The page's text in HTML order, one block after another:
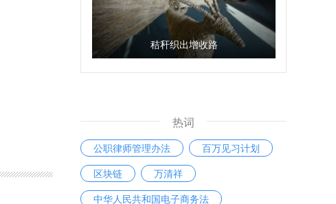
秸秆织出增收路
热词
公职律师管理办法
百万见习计划
区块链
万清祥
中华人民共和国电子商务法